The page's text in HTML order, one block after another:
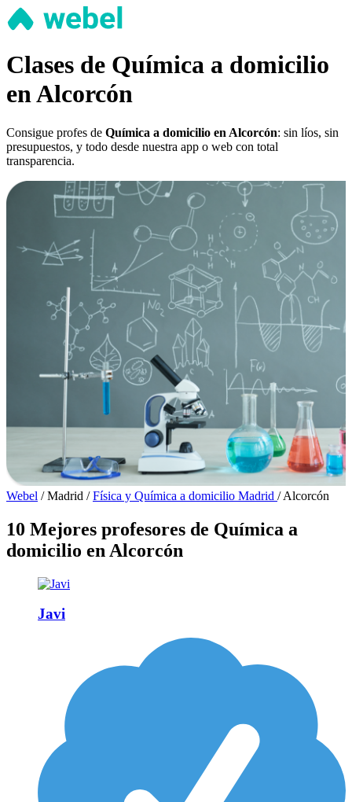
Clases de Química a domicilio
en Alcorcón
Consigue profes de Química a domicilio en Alcorcón: sin líos, sin
presupuestos, y todo desde nuestra app o web con total
transparencia.
Webel / Madrid / Física y Química a domicilio Madrid / Alcorcón
10 Mejores profesores de Química a
domicilio en Alcorcón
Javi